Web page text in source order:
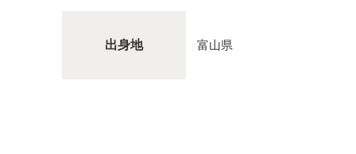
出身地 富山県